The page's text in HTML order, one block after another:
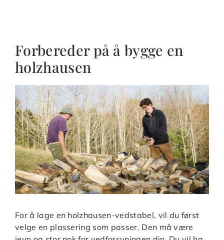
Forbereder på å bygge en
holzhausen
For å lage en holzhausen-vedstabel, vil du først
velge en plassering som passer. Den må være